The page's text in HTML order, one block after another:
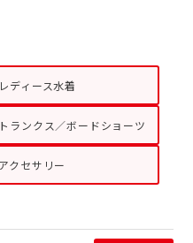
レディース水着
トランクス／ボードショーツ
アクセサリー